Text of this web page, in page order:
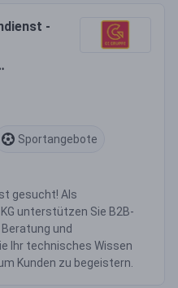
-
Sportangebote
gesucht! Als
unterstützen Sie B2B-
und
Ihr technisches Wissen
Kunden zu begeistern.